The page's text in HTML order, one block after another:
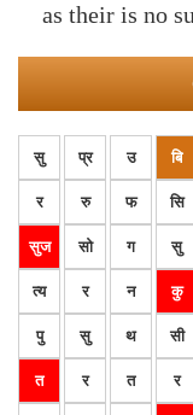
as their is no
सु प्र उ बि
र रु फ सि
सुज सो ग सु
त्य र न कु
पु सु थ सी
त र त र